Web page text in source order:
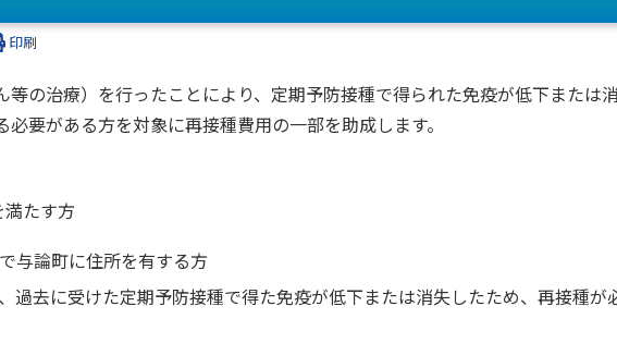
印刷
の治療）を行ったことにより、定期予防接種で得られた免疫が低下または
必要がある方を対象に再接種費用の一部を助成します。
たす方
与論町に住所を有する方
過去に受けた定期予防接種で得た免疫が低下または消失したため、再接種が